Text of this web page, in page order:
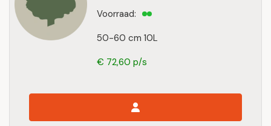
50-60 cm 10L
Voorraad:
€ 72,60 p/s